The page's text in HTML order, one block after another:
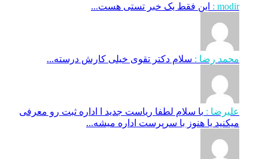
modir : این فقط یک خبر تستی هست...
محمد رضا : سلام دکتر تقوی خیلی کارش درسته...
علیرضا : با سلام لطفا ریاست جدید ا اداره ثبت‌ رو معرفی
میکنید یا هنوز با سرپرست اداره‌ میشه...